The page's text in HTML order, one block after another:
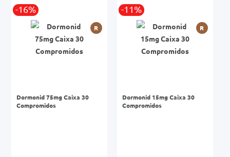
-16%
R
Dormonid 75mg Caixa 30
Compromidos
-11%
R
Dormonid 15mg Caixa 30
Compromidos